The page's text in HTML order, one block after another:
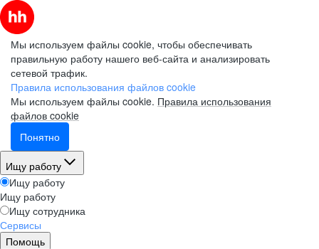
Мы используем файлы cookie, чтобы обеспечивать
правильную работу нашего веб-сайта и анализировать
сетевой трафик.
Правила использования файлов cookie
Мы используем файлы cookie. Правила использования
файлов cookie
Понятно
Ищу работу
Ищу работу
Ищу работу
Ищу сотрудника
Сервисы
Помощь